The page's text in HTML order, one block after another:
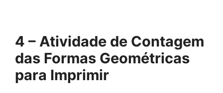
4 – Atividade de Contagem
das Formas Geométricas
para Imprimir